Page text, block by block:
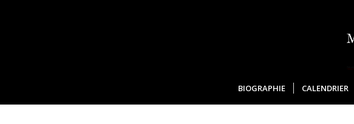
BIOGRAPHIE CALENDRIER